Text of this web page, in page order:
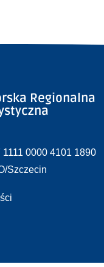
Regionalna
0000 4101 1890
Szczecin